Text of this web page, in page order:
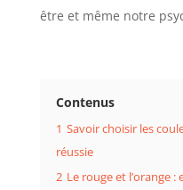
être et même notre
Contenus
1 Savoir choisir les
réussie
2 Le rouge et l’orange